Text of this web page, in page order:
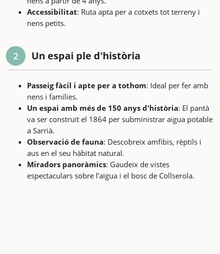
Accessibilitat: Ruta apta per a cotxets tot terreny i
nens petits.
2 Un espai ple d'història
Passeig fàcil i apte per a tothom: Ideal per fer amb
nens i famílies.
Un espai amb més de 150 anys d'història: El pantà
va ser construït el 1864 per subministrar aigua potable
a Sarrià.
Observació de fauna: Descobreix amfibis, rèptils i
aus en el seu hàbitat natural.
Miradors panoràmics: Gaudeix de vistes
espectaculars sobre l’aigua i el bosc de Collserola.